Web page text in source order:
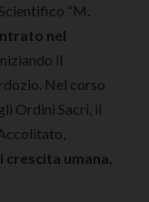
“M.
nel
iniziando il
Nel corso
Ordini Sacri, il
crescita umana,